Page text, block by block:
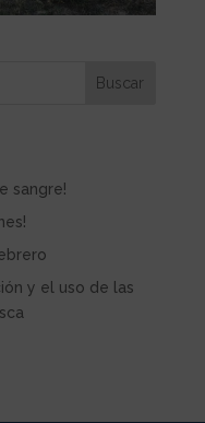
Buscar
sangre!
y el uso de las